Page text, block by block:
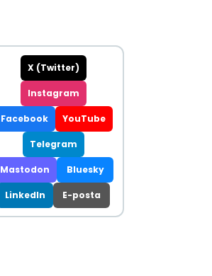
X (Twitter)
Instagram
Facebook YouTube
Telegram
Mastodon Bluesky
LinkedIn E-posta